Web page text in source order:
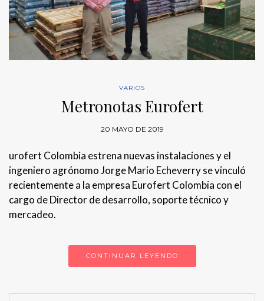
VARIOS
Metronotas Eurofert
20 MAYO DE 2019
urofert Colombia estrena nuevas instalaciones y el
ingeniero agrónomo Jorge Mario Echeverry se vinculó
recientemente a la empresa Eurofert Colombia con el
cargo de Director de desarrollo, soporte técnico y
mercadeo.
CONTINUAR LEYENDO